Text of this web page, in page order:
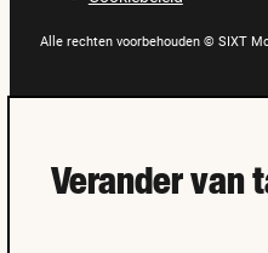
Alle rechten voorbehouden © SIXT
Verander van